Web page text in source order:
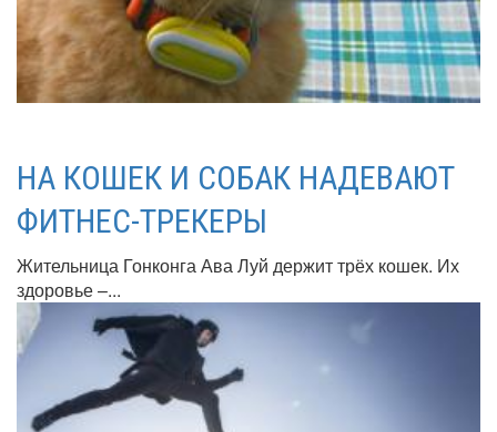
НА КОШЕК И СОБАК НАДЕВАЮТ
ФИТНЕС-ТРЕКЕРЫ
Жительница Гонконга Ава Луй держит трёх кошек. Их
здоровье –...